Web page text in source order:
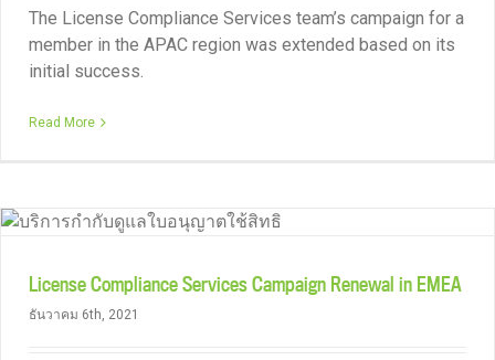
The License Compliance Services team’s campaign for a
member in the APAC region was extended based on its
initial success.
Read More
License Compliance Services Campaign Renewal in EMEA
ธันวาคม 6th, 2021